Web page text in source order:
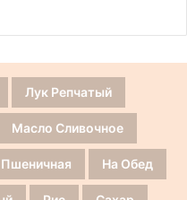
Лук Репчатый
Масло Сливочное
На Обед